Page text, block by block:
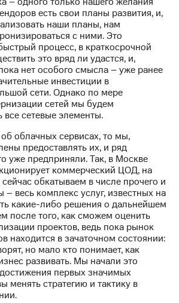
есть свои планы развития, и,
наши планы, нам
с ними. Это
процесс, в краткосрочной
это вряд ли удастся, и,
нет особого смысла – уже ранее
инвестиции в
сети. Однако по мере
сетей мы будем
все сетевые элементы.
облачных сервисах, то мы,
предоставлять их, и ряд
уже предприняли. Так, в Москве
коммерческий ЦОД, на
обкатываем в числе прочего и
весь комплекс услуг, известных на
какие-либо решения о дальнейшем
после того, как сможем оценить
проектов, ведь пока рынок
находится в зачаточном состоянии:
но мало кто понимает, как
развивать. Мы начали это
первых значимых
менять стратегию и тактику в